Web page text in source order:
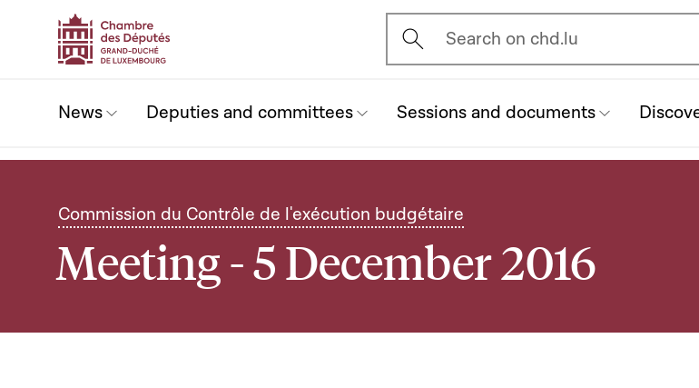
Ouvrir l'écran de recherche
Search on chd.lu
News Deputies and committees Sessions and documents
Commission du Contrôle de l'exécution budgétaire
Meeting - 5 December 2016